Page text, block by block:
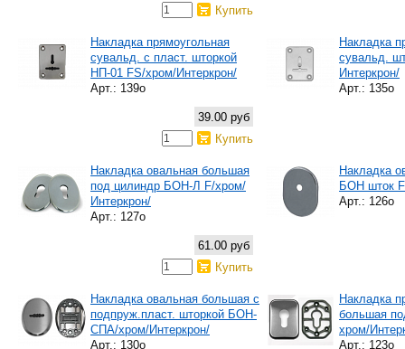
Купить
Накладка прямоугольная
сувальд. с пласт. шторкой
НП-01 FS/хром/Интеркрон/
Арт.: 139о
39.00 руб
Купить
Накладка
сувальд.
Интеркрон/
Арт.: 135о
Накладка овальная большая
под цилиндр БОН-Л F/хром/
Интеркрон/
Арт.: 127о
61.00 руб
Купить
Накладка
БОН шток
Арт.: 126о
Накладка овальная большая с
подпруж.пласт. шторкой БОН-
СПА/хром/Интеркрон/
Арт.: 130о
Накладка
большая
хром/
Арт.: 123о